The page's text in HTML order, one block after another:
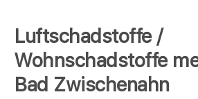
Luftschadstoffe /
Wohnschadstoffe
Bad Zwischenahn